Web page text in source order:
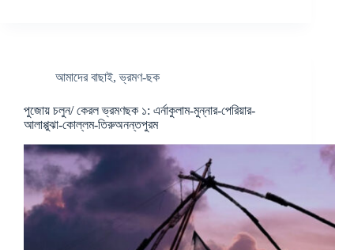
আমাদের বাছাই,ভ্রমণ-ছক
পুজোয় চলুন/ কেরল ভ্রমণছক ১: এর্নাকুলাম-মুন্নার-পেরিয়ার-
আলাপ্পুঝা-কোল্লম-তিরুঅনন্তপুরম